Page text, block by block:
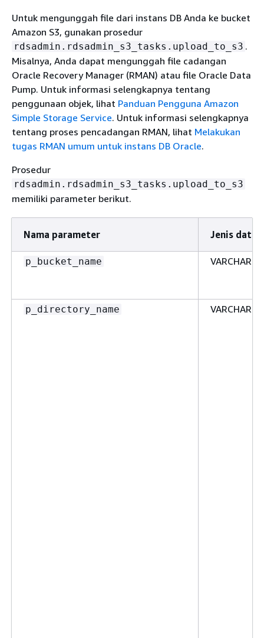
Untuk mengunggah file dari instans DB Anda ke bucket
Amazon S3, gunakan prosedur
rdsadmin.rdsadmin_s3_tasks.upload_to_s3 .
Misalnya, Anda dapat mengunggah file cadangan
Oracle Recovery Manager (RMAN) atau file Oracle Data
Pump. Untuk informasi selengkapnya tentang
penggunaan objek, lihat Panduan Pengguna Amazon
Simple Storage Service. Untuk informasi selengkapnya
tentang proses pencadangan RMAN, lihat Melakukan
tugas RMAN umum untuk instans DB Oracle.
Prosedur
rdsadmin.rdsadmin_s3_tasks.upload_to_s3
memiliki parameter berikut.
Nama parameter Jenis data
p_bucket_name VARCHAR2
p_directory_name VARCHAR2